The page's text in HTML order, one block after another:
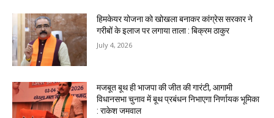
हिमकेयर योजना को खोखला बनाकर कांग्रेस सरकार ने
गरीबों के इलाज पर लगाया ताला : बिक्रम ठाकुर
July 4, 2026
मजबूत बूथ ही भाजपा की जीत की गारंटी, आगामी
विधानसभा चुनाव में बूथ प्रबंधन निभाएगा निर्णायक भूमिका
: राकेश जमवाल